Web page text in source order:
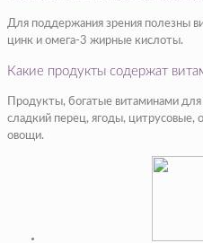
Для поддержания зрения полезны
цинк и омега-3 жирные кислоты.
Какие продукты содержат
Продукты, богатые витаминами
сладкий перец, ягоды, цитрусовые,
овощи.